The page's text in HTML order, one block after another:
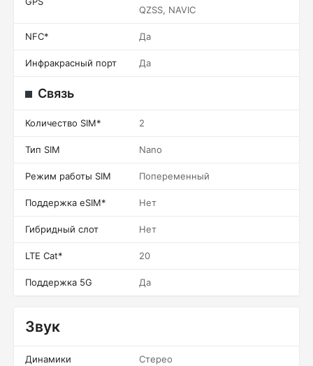
QZSS, NAVIC
NFC* Да
Инфракрасный порт Да
Связь
Количество SIM* 2
Тип SIM Nano
Режим работы SIM Попеременный
Поддержка eSIM* Нет
Гибридный слот Нет
LTE Cat* 20
Поддержка 5G Да
Звук
Динамики Стерео